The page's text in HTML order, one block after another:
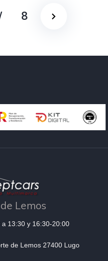
8
Lemos
13:30 y 16:30-20:00
de Lemos 27400 Lugo